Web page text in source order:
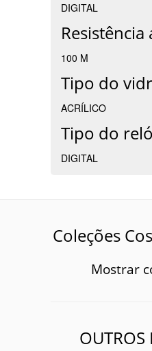
DIGITAL
Resistência
100 M
Tipo do
ACRÍLICO
Tipo do
DIGITAL
Coleções
Mostrar
OUTROS